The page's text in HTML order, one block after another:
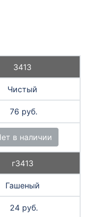
3413
Чистый
76 руб.
в наличии
г3413
Гашеный
24 руб.